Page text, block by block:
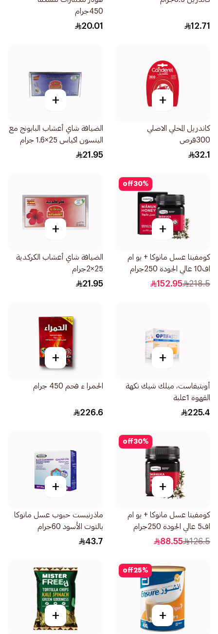
12.71
450جرام
20.01
+
كاندريل المحلي الاصلي
300قرص
32.1
+
الضيافة شاي أعشاب البابونج مع
الينسون اكياس 25×1.6 جرام
21.95
30%
off
+
كومفيتا عسل مانوكا + يو ام
اف10 عالي الجودة 250جرام
218.5
152.95
+
الضيافة شاي أعشاب الكركدية
25×2جرام
21.95
+
أوبتيفاست، ميلك شيك نكهة
القهوة 1علبة
225.4
+
الحمرا ء فحم 450 جرام
226.6
30%
off
+
كومفيتا عسل مانوكا + يو ام
اف5 عالي الجودة 250جرام
126.5
88.55
+
ماذرنيست حبوب عسل مانوكا
بالتوت الأسود 60جرام
43.7
25%
off
+
+